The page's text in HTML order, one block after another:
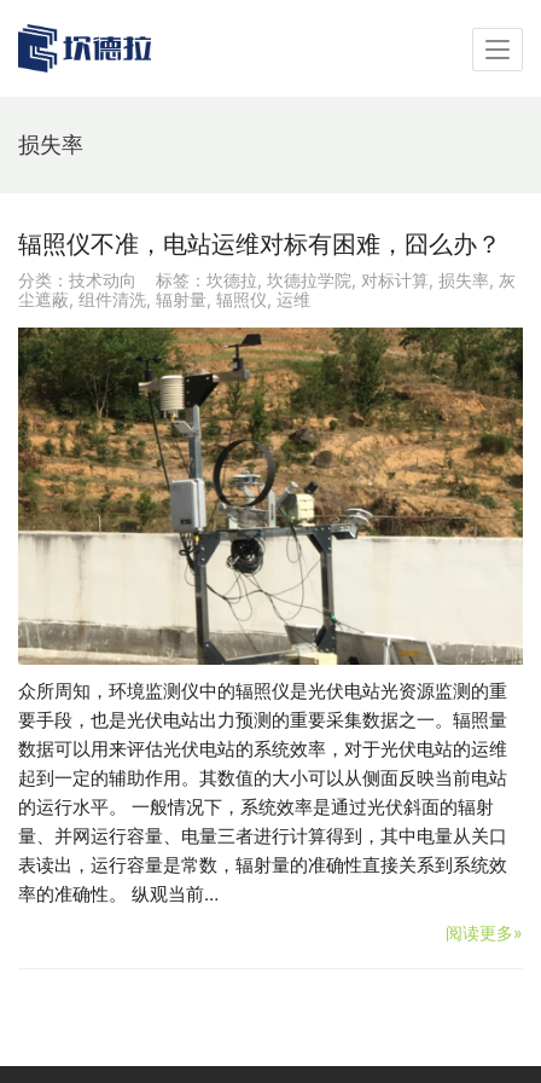
损失率
辐照仪不准，电站运维对标有困难，囧么办？
分类： 技术动向 标签： 坎德拉, 坎德拉学院, 对标计算, 损失率, 灰
尘遮蔽, 组件清洗, 辐射量, 辐照仪, 运维
众所周知，环境监测仪中的辐照仪是光伏电站光资源监测的重
要手段，也是光伏电站出力预测的重要采集数据之一。辐照量
数据可以用来评估光伏电站的系统效率，对于光伏电站的运维
起到一定的辅助作用。其数值的大小可以从侧面反映当前电站
的运行水平。 一般情况下，系统效率是通过光伏斜面的辐射
量、并网运行容量、电量三者进行计算得到，其中电量从关口
表读出，运行容量是常数，辐射量的准确性直接关系到系统效
率的准确性。 纵观当前…
阅读更多»